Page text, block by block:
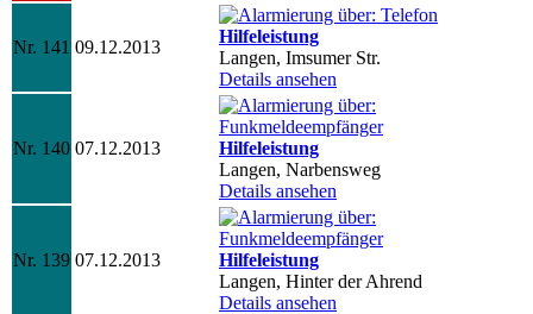
Nr. 141 09.12.2013
Hilfeleistung
Langen, Imsumer Str.
Details ansehen
Nr. 140 07.12.2013
Hilfeleistung
Langen, Narbensweg
Details ansehen
Nr. 139 07.12.2013
Hilfeleistung
Langen, Hinter der Ahrend
Details ansehen